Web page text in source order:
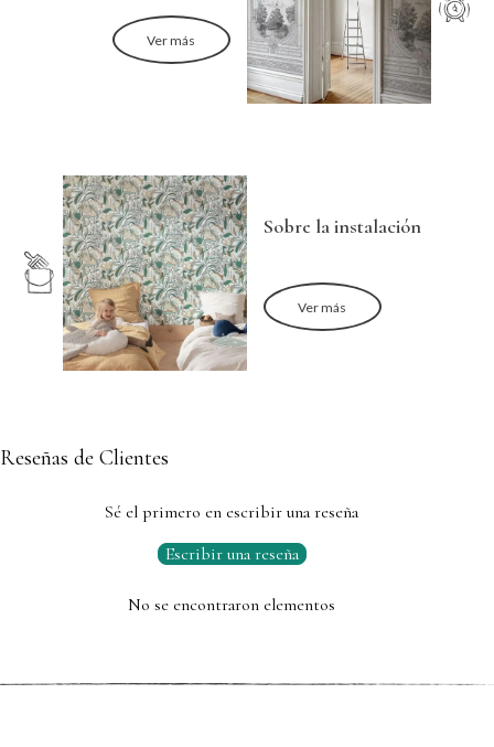
Ver más
Sobre la instalación
Ver más
Reseñas de Clientes
Sé el primero en escribir una reseña
Escribir una reseña
No se encontraron elementos